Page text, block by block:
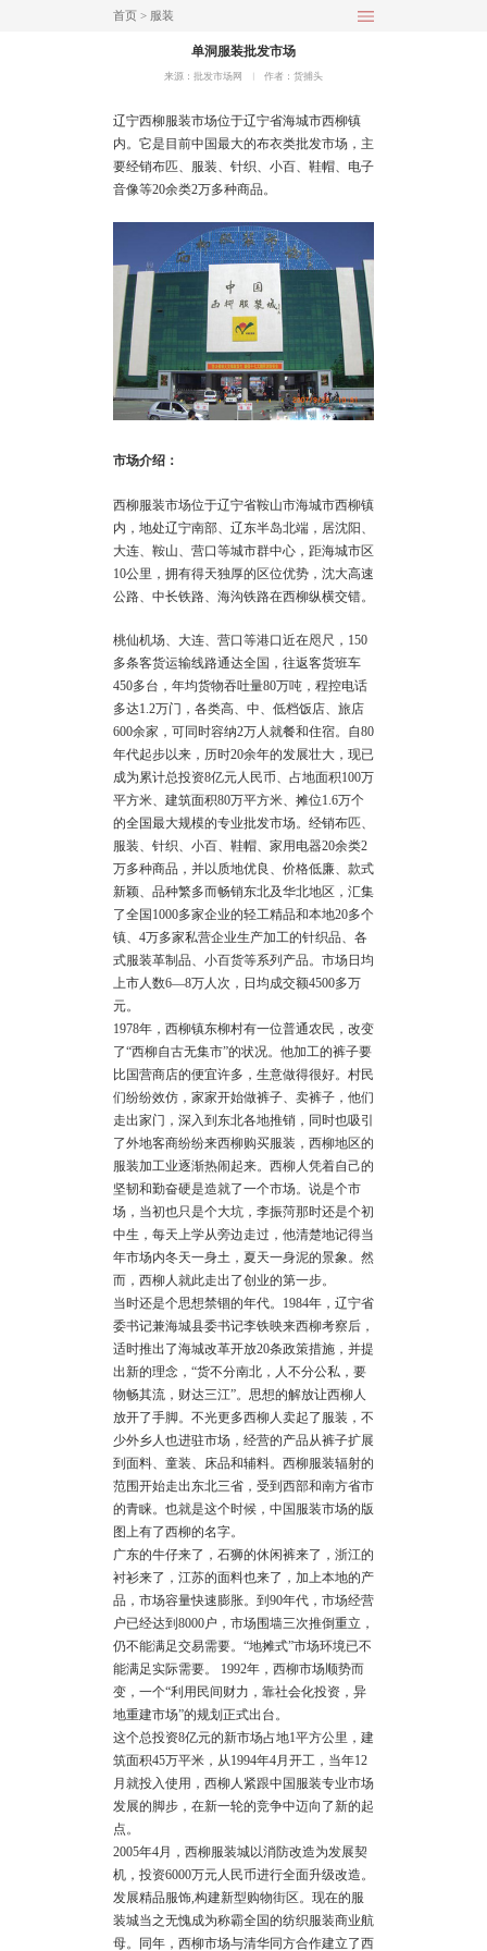
首页> 服装
单洞服装批发市场
来源：批发市场网 作者：货捕头
辽宁西柳服装市场位于辽宁省海城市西柳镇
内。它是目前中国最大的布衣类批发市场，主
要经销布匹、服装、针织、小百、鞋帽、电子
音像等20余类2万多种商品。
市场介绍：
西柳服装市场位于辽宁省鞍山市海城市西柳镇
内，地处辽宁南部、辽东半岛北端，居沈阳
大连、鞍山、营口等城市群中心，距海城市区
10公里，拥有得天独厚的区位优势，沈大高速
公路、中长铁路、海沟铁路在西柳纵横交错。
桃仙机场、大连、营口等港口近在咫尺，150
多条客货运输线路通达全国，往返客货班车
450多台，年均货物吞吐量80万吨，程控电话
多达1.2万门，各类高、中、低档饭店、旅店
600余家，可同时容纳2万人就餐和住宿。自80
年代起步以来，历时20余年的发展壮大，现已
成为累计总投资8亿元人民币、占地面积100万
平方米、建筑面积80万平方米、摊位1.6万个
的全国最大规模的专业批发市场。经销布匹、
服装、针织、小百、鞋帽、家用电器20余类2
万多种商品，并以质地优良、价格低廉、款式
新颖、品种繁多而畅销东北及华北地区，汇集
了全国1000多家企业的轻工精品和本地20多个
镇、4万多家私营企业生产加工的针织品、各
式服装革制品、小百货等系列产品。市场日均
上市人数6—8万人次，日均成交额4500多万
元。
1978年，西柳镇东柳村有一位普通农民，改变
了“西柳自古无集市”的状况。他加工的裤子要
比国营商店的便宜许多，生意做得很好。村民
们纷纷效仿，家家开始做裤子、卖裤子，他们
走出家门，深入到东北各地推销，同时也吸引
了外地客商纷纷来西柳购买服装，西柳地区的
服装加工业逐渐热闹起来。西柳人凭着自己的
坚韧和勤奋硬是造就了一个市场。说是个市
场，当初也只是个大坑，李振菏那时还是个初
中生，每天上学从旁边走过，他清楚地记得当
年市场内冬天一身土，夏天一身泥的景象。然
而，西柳人就此走出了创业的第一步。
当时还是个思想禁锢的年代。1984年，辽宁省
委书记兼海城县委书记李铁映来西柳考察后，
适时推出了海城改革开放20条政策措施，并提
出新的理念，“货不分南北，人不分公私，要
物畅其流，财达三江”。思想的解放让西柳人
放开了手脚。不光更多西柳人卖起了服装，不
少外乡人也进驻市场，经营的产品从裤子扩展
到面料、童装、床品和辅料。西柳服装辐射的
范围开始走出东北三省，受到西部和南方省市
的青睐。也就是这个时候，中国服装市场的版
图上有了西柳的名字。
广东的牛仔来了，石狮的休闲裤来了，浙江的
衬衫来了，江苏的面料也来了，加上本地的产
品，市场容量快速膨胀。到90年代，市场经营
户已经达到8000户，市场围墙三次推倒重立，
仍不能满足交易需要。“地摊式”市场环境已不
能满足实际需要。 1992年，西柳市场顺势而
变，一个“利用民间财力，靠社会化投资，异
地重建市场”的规划正式出台。
这个总投资8亿元的新市场占地1平方公里，建
筑面积45万平米，从1994年4月开工，当年12
月就投入使用，西柳人紧跟中国服装专业市场
发展的脚步，在新一轮的竞争中迈向了新的起
点。
2005年4月，西柳服装城以消防改造为发展契
机，投资6000万元人民币进行全面升级改造。
发展精品服饰,构建新型购物街区。现在的服
装城当之无愧成为称霸全国的纺织服装商业航
母。同年，西柳市场与清华同方合作建立了西